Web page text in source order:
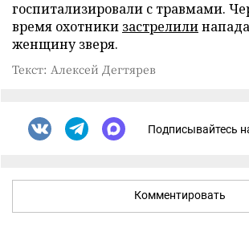
госпитализировали с травмами.
время охотники застрелили
женщину зверя.
Текст: Алексей Дегтярев
Подписывайтесь
Комментировать